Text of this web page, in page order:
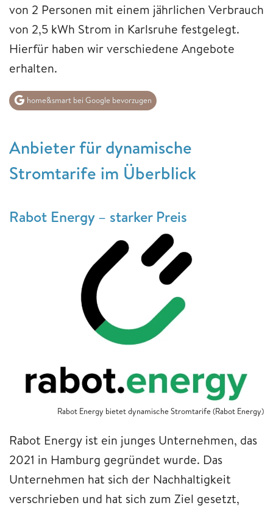
von 2 Personen mit einem jährlichen Verbrauch
von 2,5 kWh Strom in Karlsruhe festgelegt.
Hierfür haben wir verschiedene Angebote
erhalten.
home&smart bei Google bevorzugen
Anbieter für dynamische
Stromtarife im Überblick
Rabot Energy – starker Preis
Rabot Energy bietet dynamische Stromtarife (Rabot Energy)
Rabot Energy ist ein junges Unternehmen, das
2021 in Hamburg gegründet wurde. Das
Unternehmen hat sich der Nachhaltigkeit
verschrieben und hat sich zum Ziel gesetzt,